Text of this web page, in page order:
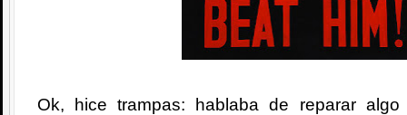
Ok, hice trampas: hablaba de reparar